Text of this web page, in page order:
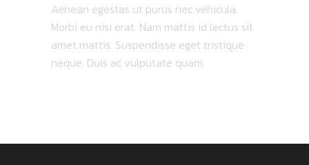
Aenean egestas ut purus nec vehicula.
Morbi eu nisi erat. Nam mattis id lectus sit
amet mattis. Suspendisse eget tristique
neque. Duis ac vulputate quam.